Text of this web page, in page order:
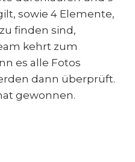
sowie 4 Elemente,
finden sind,
kehrt zum
es alle Fotos
dann überprüft.
gewonnen.